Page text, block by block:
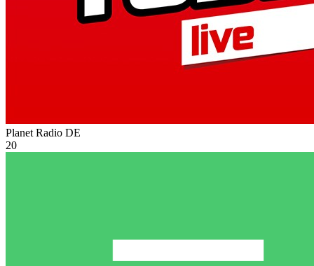
Planet Radio DE
20